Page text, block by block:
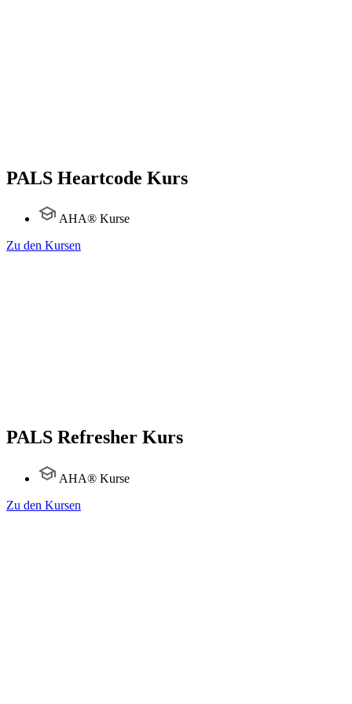
PALS Heartcode Kurs
AHA® Kurse
Zu den Kursen
PALS Refresher Kurs
AHA® Kurse
Zu den Kursen